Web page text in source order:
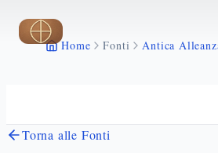
Vai al contenuto principale
Home Fonti Antica
Torna alle Fonti